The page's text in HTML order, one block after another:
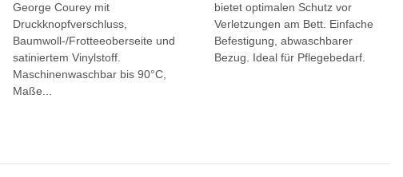
George Courey mit
Druckknopfverschluss,
Baumwoll-/Frotteeoberseite und
satiniertem Vinylstoff.
Maschinenwaschbar bis 90°C,
Maße...
bietet optimalen Schutz vor
Verletzungen am Bett. Einfache
Befestigung, abwaschbarer
Bezug. Ideal für Pflegebedarf.